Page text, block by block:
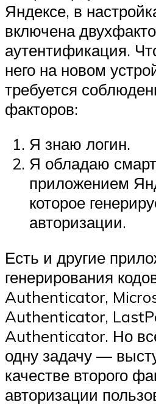
Яндексе, в
включена
аутентификация.
него на новом
требуется
факторов:
Я знаю логин.
Я обладаю
приложением
которое
авторизации.
Есть и другие
генерирования
Authenticator,
Authenticator,
Authenticator. Но
одну задачу —
качестве второго
авторизации